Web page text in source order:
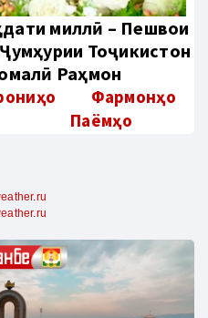
миллӣ – Пешвои
Тоҷикистон
Раҳмон
Фармонҳо
Паёмҳо